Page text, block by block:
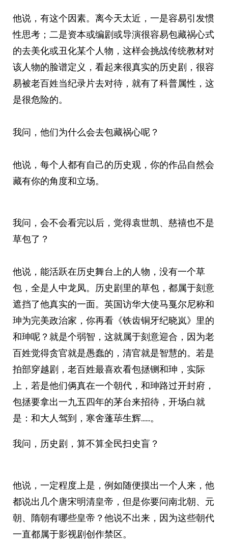
他说，有这个因素。离今天太近，一是容易引发惯
性思考；二是资本或编剧或导演很容易包藏祸心式
的去美化或丑化某个人物，这样会挑战传统教材对
该人物的脸谱定义，看起来很真实的历史剧，很容
易被老百姓当纪录片去对待，就有了科普属性，这
是很危险的。
我问，他们为什么会去包藏祸心呢？
他说，每个人都有自己的历史观，你的作品自然会
藏有你的角度和立场。
我问，会不会看完以后，觉得袁世凯、慈禧也不是
草包了？
他说，能活跃在历史舞台上的人物，没有一个草
包，全是人中龙凤。历史剧里的草包，都属于刻意
遮挡了他真实的一面。英国访华大使马戛尔尼称和
珅为完美政治家，你再看《铁齿铜牙纪晓岚》里的
和珅呢？就是个弱智，这就属于刻意迎合，因为老
百姓觉得贪官就是愚蠢的，清官就是智慧的。若是
拍部穿越剧，老百姓最喜欢看包拯铡和珅，实际
上，若是他们俩真在一个朝代，和珅路过开封府，
包拯要拿出一九五四年的茅台来招待，开场白就
是：和大人驾到，寒舍蓬荜生辉……。
我问，历史剧，算不算全民扫史盲？
他说，一定程度上是，例如随便摸出一个人来，他
都说出几个唐宋明清皇帝，但是你要问南北朝、元
朝、隋朝有哪些皇帝？他说不出来，因为这些朝代
一直都属于影视剧创作禁区。